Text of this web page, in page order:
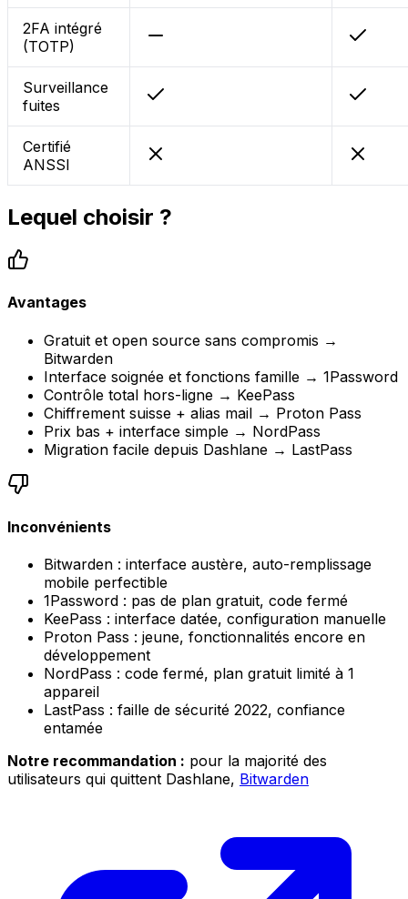
2FA intégré
(TOTP)
Surveillance
fuites
Certifié
ANSSI
Lequel choisir ?
Avantages
Gratuit et open source sans compromis →
Bitwarden
Interface soignée et fonctions famille → 1Password
Contrôle total hors-ligne → KeePass
Chiffrement suisse + alias mail → Proton Pass
Prix bas + interface simple → NordPass
Migration facile depuis Dashlane → LastPass
Inconvénients
Bitwarden : interface austère, auto-remplissage
mobile perfectible
1Password : pas de plan gratuit, code fermé
KeePass : interface datée, configuration manuelle
Proton Pass : jeune, fonctionnalités encore en
développement
NordPass : code fermé, plan gratuit limité à 1
appareil
LastPass : faille de sécurité 2022, confiance
entamée
Notre recommandation : pour la majorité des
utilisateurs qui quittent Dashlane, Bitwarden